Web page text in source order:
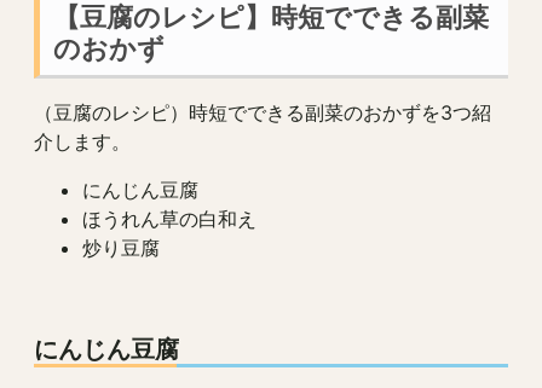
【豆腐のレシピ】時短でできる副菜
のおかず
（豆腐のレシピ）時短でできる副菜のおかずを3つ紹
介します。
にんじん豆腐
ほうれん草の白和え
炒り豆腐
にんじん豆腐